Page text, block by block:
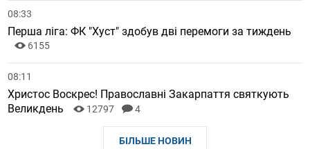
08:33
Перша ліга: ФК "Хуст" здобув дві перемоги за тиждень
6155
08:11
Христос Воскрес! Православні Закарпаття святкують
Великдень
12797 4
БІЛЬШЕ НОВИН